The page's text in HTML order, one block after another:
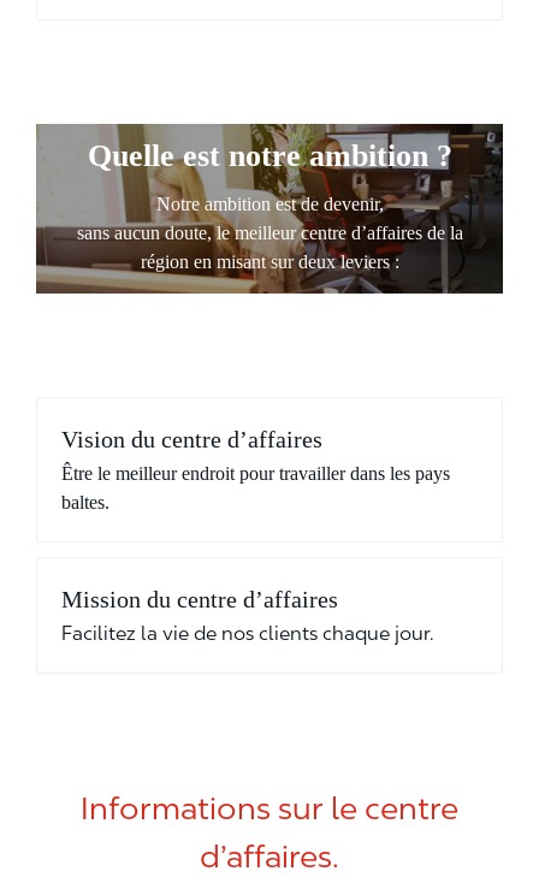
Quelle est notre ambition ?
Notre ambition est de devenir,
sans aucun doute, le meilleur centre d’affaires de la
région en misant sur deux leviers :
Vision du centre d’affaires
Être le meilleur endroit pour travailler dans les pays
baltes.
Mission du centre d’affaires
Facilitez la vie de nos clients chaque jour.
Informations sur le centre
d’affaires.